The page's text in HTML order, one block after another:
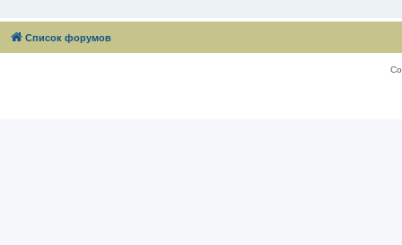
Список форумов